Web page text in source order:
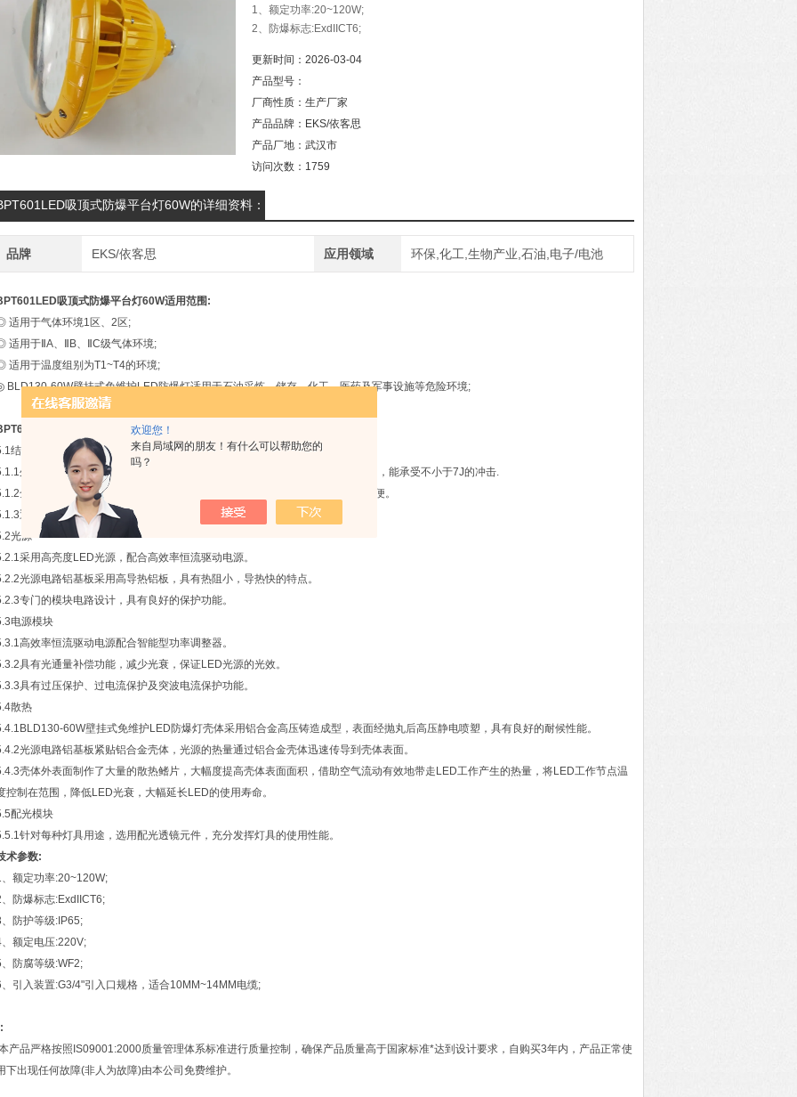
欢迎您！
来自局域网的朋友！有什么可以帮助您的
吗？
1、额定功率:20~120W;
2、防爆标志:ExdIICT6;
4、额定电压:220V;
5、防腐等级:WF2;
更新时间： 2026-03-04
产品型号：
厂商性质： 生产厂家
产品品牌： EKS/依客思
产品厂地： 武汉市
访问次数： 1759
吸顶式防爆平台灯60W的详细资料：
品牌 EKS/依客思 应用领域 环保,化工,生物产业,石油,电子/电池
吸顶式防爆平台灯60W适用范围:
适用于气体环境1区、2区;
适用于ⅡA、ⅡB、ⅡC级气体环境;
适用于温度组别为T1~T4的环境;
BLD130-60W壁挂式免维护LED防爆灯适用于石油采炼、储存、化工、医药及军事设施等危险环境;
吸顶式防爆平台灯60W 结构特点
结构及材料
外壳采用含镁和钛量不大于7.5%的高强度铝合金制成,具有良好的耐冲击能力，能承受不小于7J的冲击.
全隔爆结构设计,嵌入式电源腔，无线安装接线结构，灯具安装、维护十分简便。
透明件采用钢化玻璃制成,透光率高，耐冲击，可承受4J冲击.
光源
采用高亮度LED光源，配合高效率恒流驱动电源。
光源电路铝基板采用高导热铝板，具有热阻小，导热快的特点。
专门的模块电路设计，具有良好的保护功能。
电源模块
高效率恒流驱动电源配合智能型功率调整器。
具有光通量补偿功能，减少光衰，保证LED光源的光效。
具有过压保护、过电流保护及突波电流保护功能。
散热
60W壁挂式免维护LED防爆灯壳体采用铝合金高压铸造成型，表面经抛丸后高压静电喷塑，具有良好的耐候性能。
光源电路铝基板紧贴铝合金壳体，光源的热量通过铝合金壳体迅速传导到壳体表面。
壳体外表面制作了大量的散热鳍片，大幅度提高壳体表面面积，借助空气流动有效地带走LED工作产生的热量，将LED工作节点温
控制在范围，降低LED光衰，大幅延长LED的使用寿命。
配光模块
针对每种灯具用途，选用配光透镜元件，充分发挥灯具的使用性能。
术参数:
额定功率:20~120W;
防爆标志:ExdIICT6;
防护等级:IP65;
额定电压:220V;
防腐等级:WF2;
引入装置:G3/4"引入口规格，适合10MM~14MM电缆;
产品严格按照IS09001:2000质量管理体系标准进行质量控制，确保产品质量高于国家标准*达到设计要求，自购买3年内，产品正常使
下出现任何故障(非人为故障)由本公司免费维护。